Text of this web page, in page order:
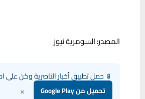
المصدر: السومرية نيوز
📱 حمل تطبيق أخبار الناصرية وكن على
تحميل من Google Play ×